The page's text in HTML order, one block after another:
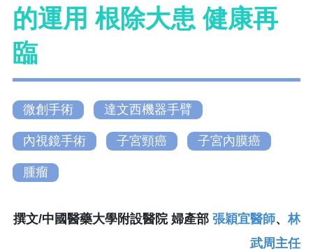
的運用 根除大患 健康再
臨
微創手術 達文西機器手臂
內視鏡手術 子宮頸癌 子宮內膜癌
腫瘤
撰文/中國醫藥大學附設醫院 婦產部 張穎宜醫師、林
武周主任